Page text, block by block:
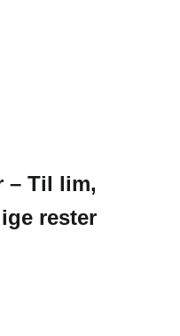
– Til lim,
rester